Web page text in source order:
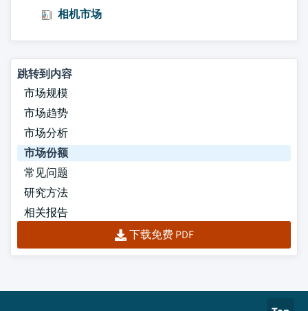
相机市场
跳转到内容
市场规模
市场趋势
市场分析
市场份额
常见问题
研究方法
相关报告
下载免费 PDF